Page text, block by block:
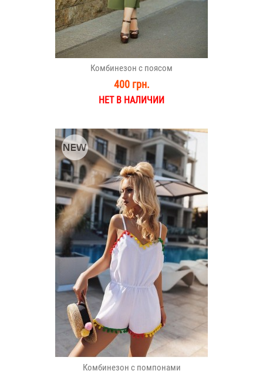
Комбинезон с поясом
400 грн.
НЕТ В НАЛИЧИИ
Комбинезон с помпонами